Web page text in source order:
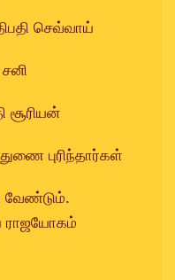
செவ்வாய்
சூரியன்
புரிந்தார்கள்
வேண்டும்.
ராஜயோகம்